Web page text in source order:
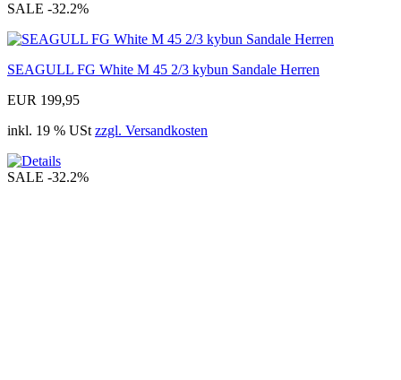
SALE -32.2%
SEAGULL FG White M 45 2/3 kybun Sandale Herren
EUR 199,95
inkl. 19 % USt zzgl. Versandkosten
SALE -32.2%